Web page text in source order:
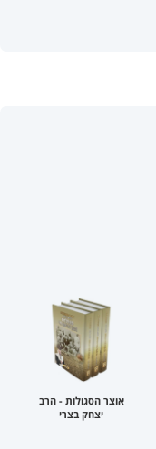
אוצר הסגולות - הרב
יצחק בצרי